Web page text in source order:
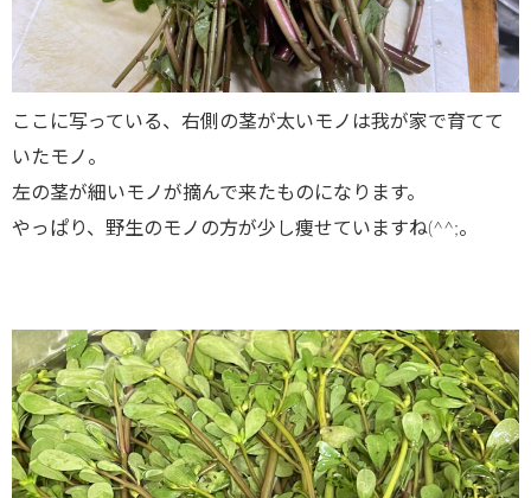
ここに写っている、右側の茎が太いモノは我が家で育てて
いたモノ。
左の茎が細いモノが摘んで来たものになります。
やっぱり、野生のモノの方が少し痩せていますね(^^;。